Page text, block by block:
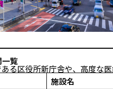
覧
る区役所新庁舎や、高度な医
施設名